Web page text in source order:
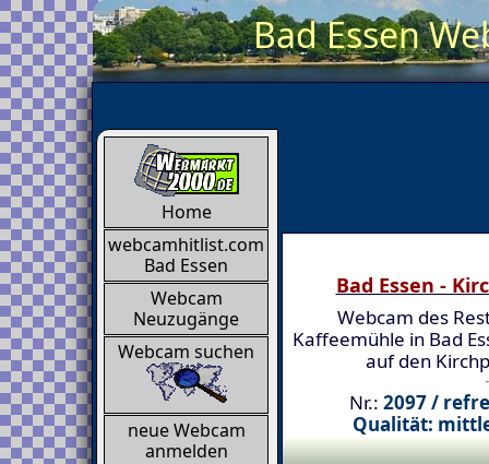
Bad Essen
Home
webcamhitlist.com
Bad Essen
Webcam
Neuzugänge
Webcam suchen
neue Webcam
anmelden
Bad Essen -
Webcam des
Kaffeemühle in Bad
auf den
Nr.: 2097 /
Qualität: